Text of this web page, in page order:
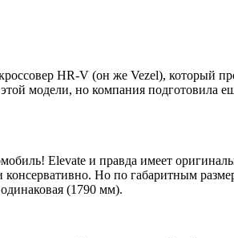
HR-V (он же Vezel), который
модели, но компания подготовила
Elevate и правда имеет
консервативно. Но по габаритным
(1790 мм).